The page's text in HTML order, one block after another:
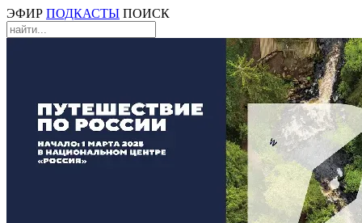
ЭФИР ПОДКАСТЫ ПОИСК